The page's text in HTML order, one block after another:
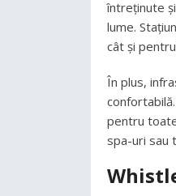
întreținute
lume.
cât și
În plus,
pentru
spa-uri sau